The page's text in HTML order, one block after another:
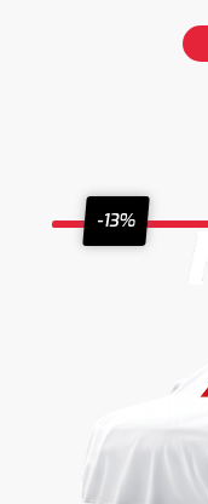
-13%